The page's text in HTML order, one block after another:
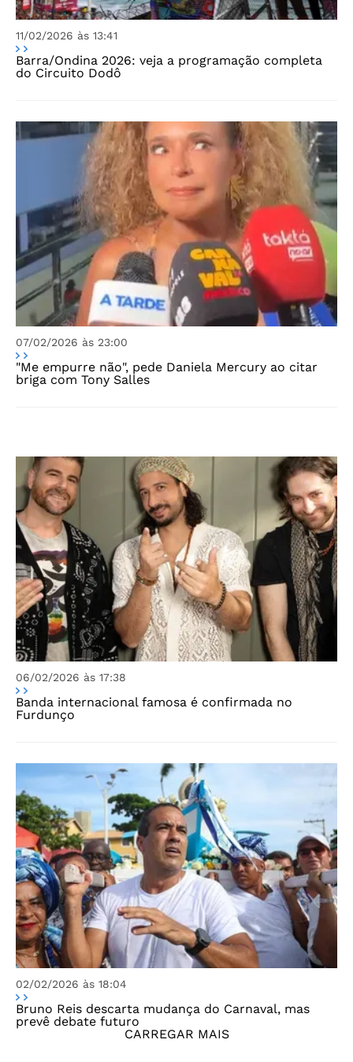
11/02/2026 às 13:41
Barra/Ondina 2026: veja a programação completa
do Circuito Dodô
07/02/2026 às 23:00
"Me empurre não", pede Daniela Mercury ao citar
briga com Tony Salles
06/02/2026 às 17:38
Banda internacional famosa é confirmada no
Furdunço
02/02/2026 às 18:04
Bruno Reis descarta mudança do Carnaval, mas
prevê debate futuro
CARREGAR MAIS